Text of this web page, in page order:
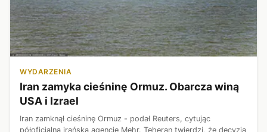
WYDARZENIA
Iran zamyka cieśninę Ormuz. Obarcza winą
USA i Izrael
Iran zamknął cieśninę Ormuz - podał Reuters, cytując
półoficjalną irańską agencję Mehr. Teheran twierdzi, że decyzja